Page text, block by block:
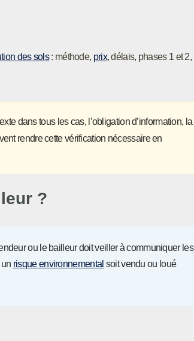
des sols: méthode, prix, délais, phases 1 et 2,
dans tous les cas, l’obligation d’information, la
rendre cette vérification nécessaire en
?
ou le bailleur doit veiller à communiquer les
risque environnemental soit vendu ou loué